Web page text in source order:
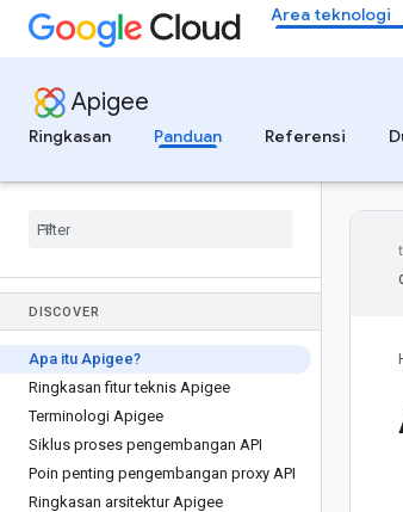
Area teknologi
Apigee
Ringkasan
Panduan Referensi
DISCOVER
Apa itu Apigee?
Ringkasan fitur teknis Apigee
Terminologi Apigee
Siklus proses pengembangan API
Poin penting pengembangan proxy API
Ringkasan arsitektur Apigee